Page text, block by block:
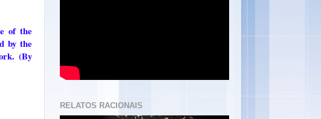
of the
by the
(By
RELATOS RACIONAIS